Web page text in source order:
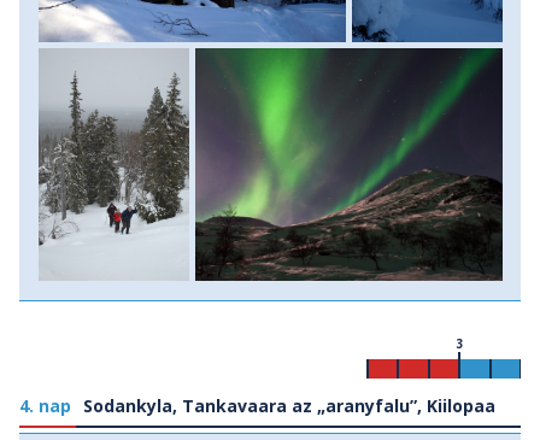
fényszennyezéstől mentes sarkvidéki éjszakában
remélhetőleg a sarkifény imbolygó fényeiben is
gyönyörködhetünk. (táv:4 km, 1,5 óra, szintemelkedés:70
4. nap Sodankyla, Tankavaara az „aranyfalu”, Kiilopaa
3